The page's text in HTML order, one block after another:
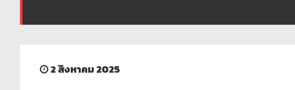
2 สิงหาคม 2025